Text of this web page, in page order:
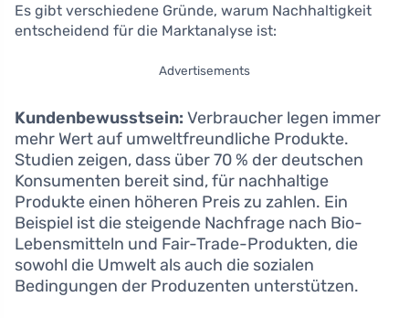
Es gibt verschiedene Gründe, warum Nachhaltigkeit
entscheidend für die Marktanalyse ist:
Advertisements
Kundenbewusstsein: Verbraucher legen immer
mehr Wert auf umweltfreundliche Produkte.
Studien zeigen, dass über 70 % der deutschen
Konsumenten bereit sind, für nachhaltige
Produkte einen höheren Preis zu zahlen. Ein
Beispiel ist die steigende Nachfrage nach Bio-
Lebensmitteln und Fair-Trade-Produkten, die
sowohl die Umwelt als auch die sozialen
Bedingungen der Produzenten unterstützen.